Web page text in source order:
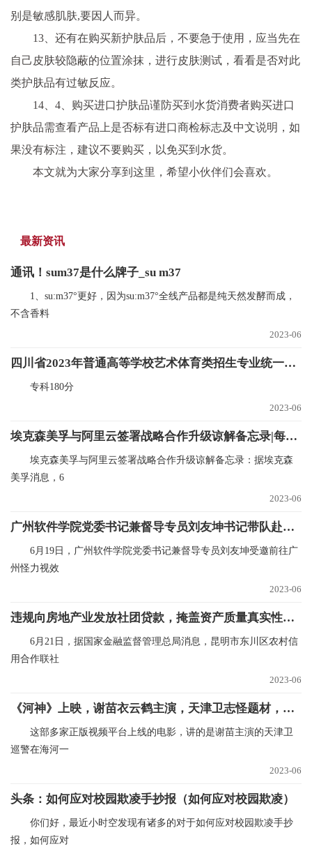
别是敏感肌肤,要因人而异。
13、还有在购买新护肤品后，不要急于使用，应当先在
自己皮肤较隐蔽的位置涂抹，进行皮肤测试，看看是否对此
类护肤品有过敏反应。
14、4、购买进口护肤品谨防买到水货消费者购买进口
护肤品需查看产品上是否标有进口商检标志及中文说明，如
果没有标注，建议不要购买，以免买到水货。
本文就为大家分享到这里，希望小伙伴们会喜欢。
最新资讯
通讯！sum37是什么牌子_su m37
1、su:m37°更好，因为su:m37°全线产品都是纯天然发酵而成，
不含香料
2023-06
四川省2023年普通高等学校艺术体育类招生专业统一考试成绩录取控制分数线确定
专科180分
2023-06
埃克森美孚与阿里云签署战略合作升级谅解备忘录|每日报道
埃克森美孚与阿里云签署战略合作升级谅解备忘录：据埃克森
美孚消息，6
2023-06
广州软件学院党委书记兼督导专员刘友坤书记带队赴广州怪力视效网络科技有限公司参加结营及基地授牌仪式
6月19日，广州软件学院党委书记兼督导专员刘友坤受邀前往广
州怪力视效
2023-06
违规向房地产业发放社团贷款，掩盖资产质量真实性，昆明市东川区农村信用合作联社被罚款140万元|世界最新
6月21日，据国家金融监督管理总局消息，昆明市东川区农村信
用合作联社
2023-06
《河神》上映，谢苗衣云鹤主演，天津卫志怪题材，幻术大片气象|全球快资讯
这部多家正版视频平台上线的电影，讲的是谢苗主演的天津卫
巡警在海河一
2023-06
头条：如何应对校园欺凌手抄报（如何应对校园欺凌）
你们好，最近小时空发现有诸多的对于如何应对校园欺凌手抄
报，如何应对